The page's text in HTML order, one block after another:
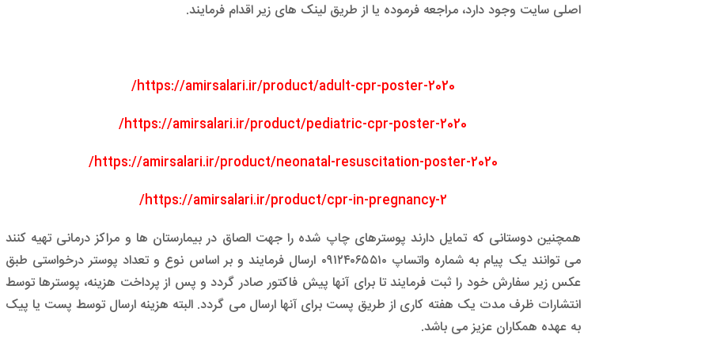
اصلی سایت وجود دارد، مراجعه فرموده یا از طریق لینک های زیر اقدام فرمایند.
https://amirsalari.ir/product/adult-cpr-poster-2020/
https://amirsalari.ir/product/pediatric-cpr-poster-2020/
https://amirsalari.ir/product/neonatal-resuscitation-poster-2020/
https://amirsalari.ir/product/cpr-in-pregnancy-2/
همچنین دوستانی که تمایل دارند پوسترهای چاپ شده را جهت الصاق در بیمارستان ها و مراکز درمانی تهیه کنند
می توانند یک پیام به شماره واتساپ ۰۹۱۲۴۰۶۵۵۱۰ ارسال فرمایند و بر اساس نوع و تعداد پوستر درخواستی طبق
عکس زیر سفارش خود را ثبت فرمایند تا برای آنها پیش فاکتور صادر گردد و پس از پرداخت هزینه، پوسترها توسط
انتشارات ظرف مدت یک هفته کاری از طریق پست برای آنها ارسال می گردد. البته هزینه ارسال توسط پست یا پیک
به عهده همکاران عزیز می باشد.